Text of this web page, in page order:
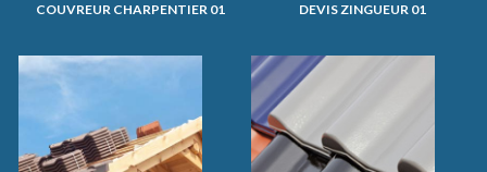
COUVREUR CHARPENTIER 01 DEVIS ZINGUEUR 01